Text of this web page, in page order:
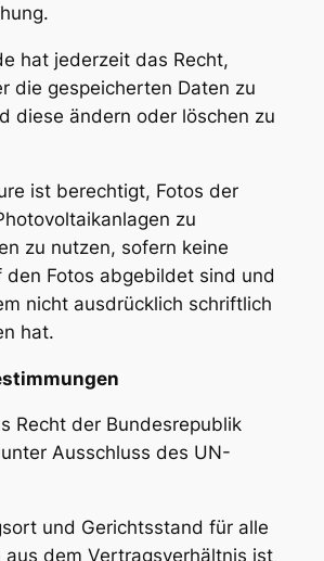
hat jederzeit das Recht,
die gespeicherten Daten zu
diese ändern oder löschen zu
ist berechtigt, Fotos der
zu
zu nutzen, sofern keine
den Fotos abgebildet sind und
nicht ausdrücklich schriftlich
hat.
Recht der Bundesrepublik
Ausschluss des UN-
und Gerichtsstand für alle
aus dem Vertragsverhältnis ist